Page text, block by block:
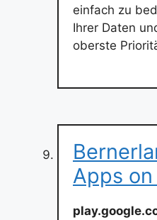
einfach zu
Ihrer Daten
oberste
Apps